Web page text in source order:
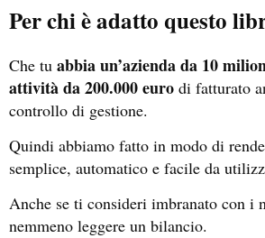
Per chi è adatto questo
Che tu abbia un’azienda da 10
attività da 200.000 euro di fatturato
controllo di gestione.
Quindi abbiamo fatto in modo di
semplice, automatico e facile da
Anche se ti consideri imbranato con i
nemmeno leggere un bilancio.